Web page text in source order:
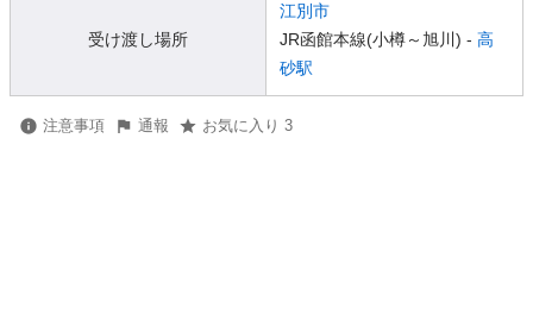
受け渡し場所
江別市
JR函館本線(小樽～旭川) - 高
砂駅
注意事項 通報 お気に入り 3